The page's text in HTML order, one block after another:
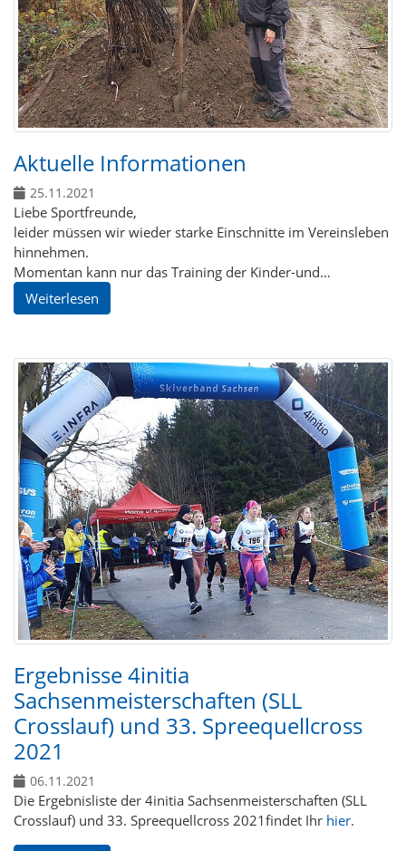
Aktuelle Informationen
25.11.2021
Liebe Sportfreunde,
leider müssen wir wieder starke Einschnitte im Vereinsleben
hinnehmen.
Momentan kann nur das Training der Kinder-und…
Weiterlesen
Ergebnisse 4initia
Sachsenmeisterschaften (SLL
Crosslauf) und 33. Spreequellcross
2021
06.11.2021
Die Ergebnisliste der 4initia Sachsenmeisterschaften (SLL
Crosslauf) und 33. Spreequellcross 2021findet Ihr hier.